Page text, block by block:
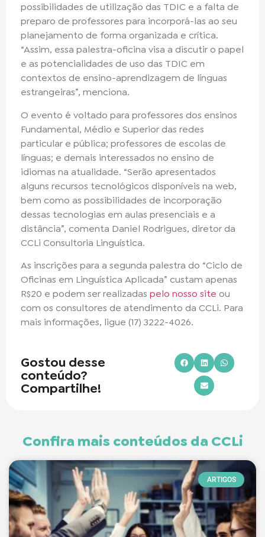
possibilidades de utilização das TDIC e a falta de
preparo de professores para incorporá-las ao seu
planejamento de forma organizada e crítica.
“Assim, essa palestra-oficina visa a discutir o papel
e as potencialidades de uso das TDIC em
contextos de ensino-aprendizagem de línguas
estrangeiras”, menciona.
O evento é voltado para professores dos ensinos
Fundamental, Médio e Superior das redes
particular e pública; professores de escolas de
línguas; e demais interessados no ensino de
idiomas na atualidade. “Serão apresentados
alguns recursos tecnológicos disponíveis na web,
bem como as possibilidades de incorporação
dessas tecnologias em aulas presenciais e a
distância”, comenta Daniel Rodrigues, diretor da
CCLi Consultoria Linguística.
As inscrições para a segunda palestra do “Ciclo de
Oficinas em Linguística Aplicada” custam apenas
R$20 e podem ser realizadas pelo nosso site ou
com os consultores de atendimento da CCLi. Para
mais informações, ligue (17) 3222-4026.
Gostou desse
conteúdo?
Compartilhe!
Confira mais conteúdos da CCLi
ARTIGOS